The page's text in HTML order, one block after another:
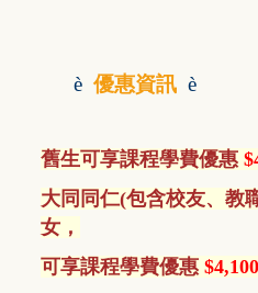
è 優惠資訊 è
舊生可享課程學費優惠
大同同仁(包含校友、教
女，
可享課程學費優惠